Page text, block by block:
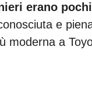
erano
e
moderna a